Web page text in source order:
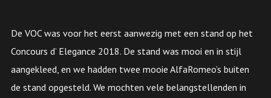
De VOC was voor het eerst aanwezig met een stand op het
Concours d’ Elegance 2018. De stand was mooi en in stijl
aangekleed, en we hadden twee mooie AlfaRomeo’s buiten
de stand opgesteld. We mochten vele belangstellenden in